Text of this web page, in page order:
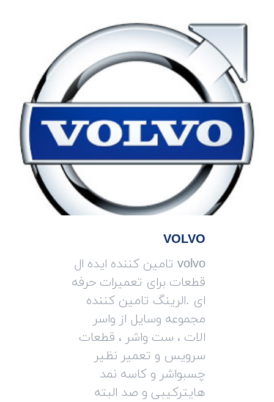
VOLVO
volvo تامین کننده ایده ال
قطعات برای تعمیرات حرفه
ای .الرینگ تامین کننده
مجموعه وسایل از واسر
الات ، ست واشر ، قطعات
سرویس و تعمیر نظیر
چسبواشر و کاسه نمد
هایترکیبی و صد البته